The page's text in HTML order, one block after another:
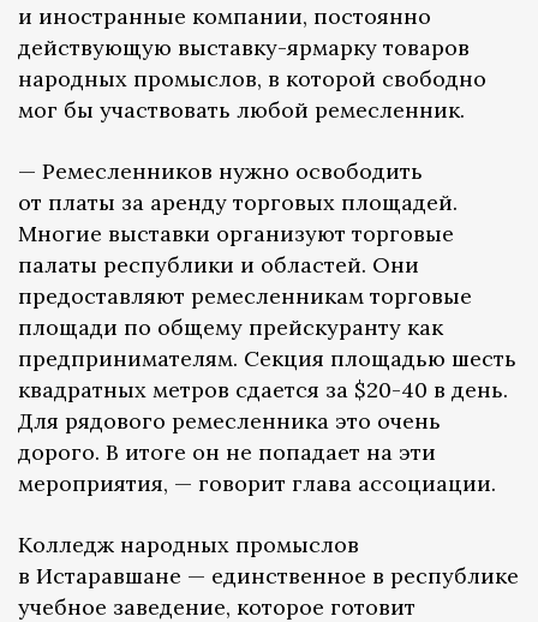
и иностранные компании, постоянно
действующую выставку-ярмарку товаров
народных промыслов, в которой свободно
мог бы участвовать любой ремесленник.
— Ремесленников нужно освободить
от платы за аренду торговых площадей.
Многие выставки организуют торговые
палаты республики и областей. Они
предоставляют ремесленникам торговые
площади по общему прейскуранту как
предпринимателям. Секция площадью шесть
квадратных метров сдается за $20-40 в день.
Для рядового ремесленника это очень
дорого. В итоге он не попадает на эти
мероприятия, — говорит глава ассоциации.
Колледж народных промыслов
в Истаравшане — единственное в республике
учебное заведение, которое готовит